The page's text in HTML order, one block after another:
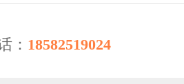
： 18582519024